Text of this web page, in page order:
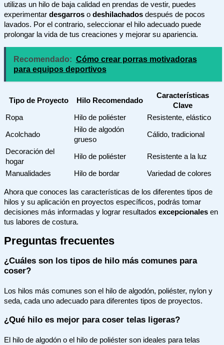
utilizas un hilo de baja calidad en prendas de vestir, puedes
experimentar desgarros o deshilachados después de pocos
lavados. Por el contrario, seleccionar el hilo adecuado puede
prolongar la vida de tus creaciones y mejorar su apariencia.
Recomendado: Cómo crear porras motivadoras
para equipos deportivos
Tipo de Proyecto Hilo Recomendado
Características
Clave
Ropa
Hilo de poliéster Resistente, elástico
Acolchado
Hilo de algodón
grueso
Cálido, tradicional
Decoración del
hogar
Hilo de poliéster Resistente a la luz
Manualidades Hilo de bordar Variedad de colores
Ahora que conoces las características de los diferentes tipos de
hilos y su aplicación en proyectos específicos, podrás tomar
decisiones más informadas y lograr resultados excepcionales en
tus labores de costura.
Preguntas frecuentes
¿Cuáles son los tipos de hilo más comunes para
coser?
Los hilos más comunes son el hilo de algodón, poliéster, nylon y
seda, cada uno adecuado para diferentes tipos de proyectos.
¿Qué hilo es mejor para coser telas ligeras?
El hilo de algodón o el hilo de poliéster son ideales para telas